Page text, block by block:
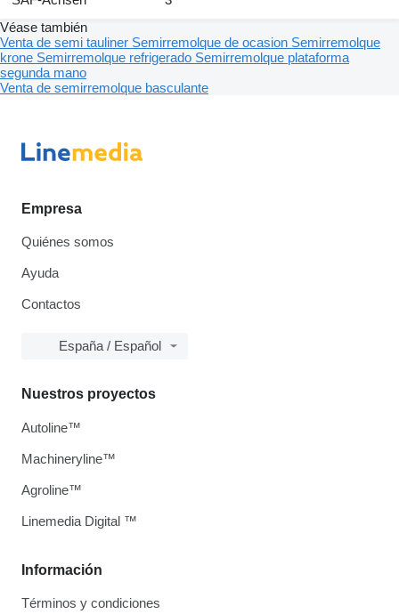
Véase también
Venta de semi tauliner Semirremolque de ocasion Semirremolque
krone Semirremolque refrigerado Semirremolque plataforma
segunda mano
Venta de semirremolque basculante
Empresa
Quiénes somos
Ayuda
Contactos
España / Español
Información
Términos y condiciones
Nuestros proyectos
Autoline™
Machineryline™
Agroline™
Linemedia Digital ™